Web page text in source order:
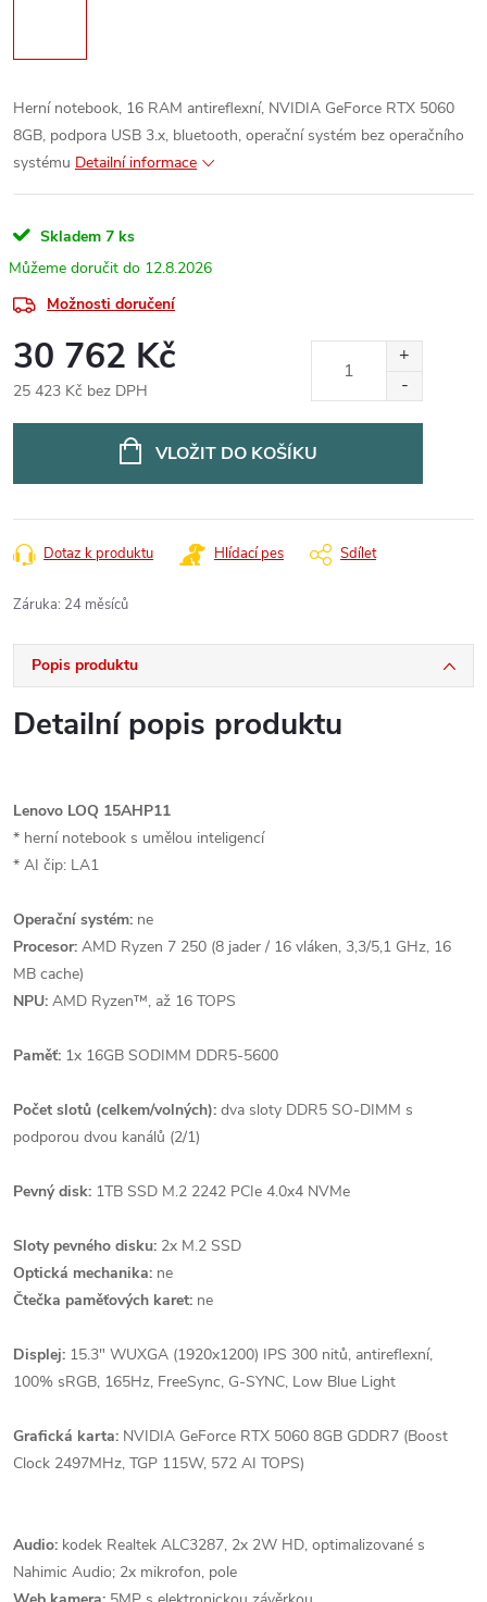
Herní notebook, 16 RAM antireflexní, NVIDIA GeForce RTX 5060
8GB, podpora USB 3.x, bluetooth, operační systém bez operačního
systému Detailní informace
Skladem 7 ks
12.8.2026
Možnosti doručení
30 762 Kč
25 423 Kč bez DPH
VLOŽIT DO KOŠÍKU
Dotaz k produktu Hlídací pes Sdílet
Záruka: 24 měsíců
Popis produktu
Detailní popis produktu
Lenovo LOQ 15AHP11
* herní notebook s umělou inteligencí
* AI čip: LA1
Operační systém: ne
Procesor: AMD Ryzen 7 250 (8 jader / 16 vláken, 3,3/5,1 GHz, 16
MB cache)
NPU: AMD Ryzen™, až 16 TOPS
Paměť: 1x 16GB SODIMM DDR5-5600
Počet slotů (celkem/volných): dva sloty DDR5 SO-DIMM s
podporou dvou kanálů (2/1)
Pevný disk: 1TB SSD M.2 2242 PCIe 4.0x4 NVMe
Sloty pevného disku: 2x M.2 SSD
Optická mechanika: ne
Čtečka paměťových karet: ne
Displej: 15.3" WUXGA (1920x1200) IPS 300 nitů, antireflexní,
100% sRGB, 165Hz, FreeSync, G-SYNC, Low Blue Light
Grafická karta: NVIDIA GeForce RTX 5060 8GB GDDR7 (Boost
Clock 2497MHz, TGP 115W, 572 AI TOPS)
Audio: kodek Realtek ALC3287, 2x 2W HD, optimalizované s
Nahimic Audio; 2x mikrofon, pole